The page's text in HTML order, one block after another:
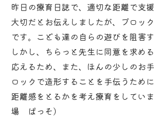
昨日の療育日誌で、適切な距離で支
大切だとお伝えしましたが、ブロッ
です。こども達の自らの遊びを阻害す
しかし、ちらっと先生に同意を求め
応えるため、また、ほんの少しのお
ロックで造形することを手伝うため
距離感をとるかを考え療育をしてい
場 ぱっそ）